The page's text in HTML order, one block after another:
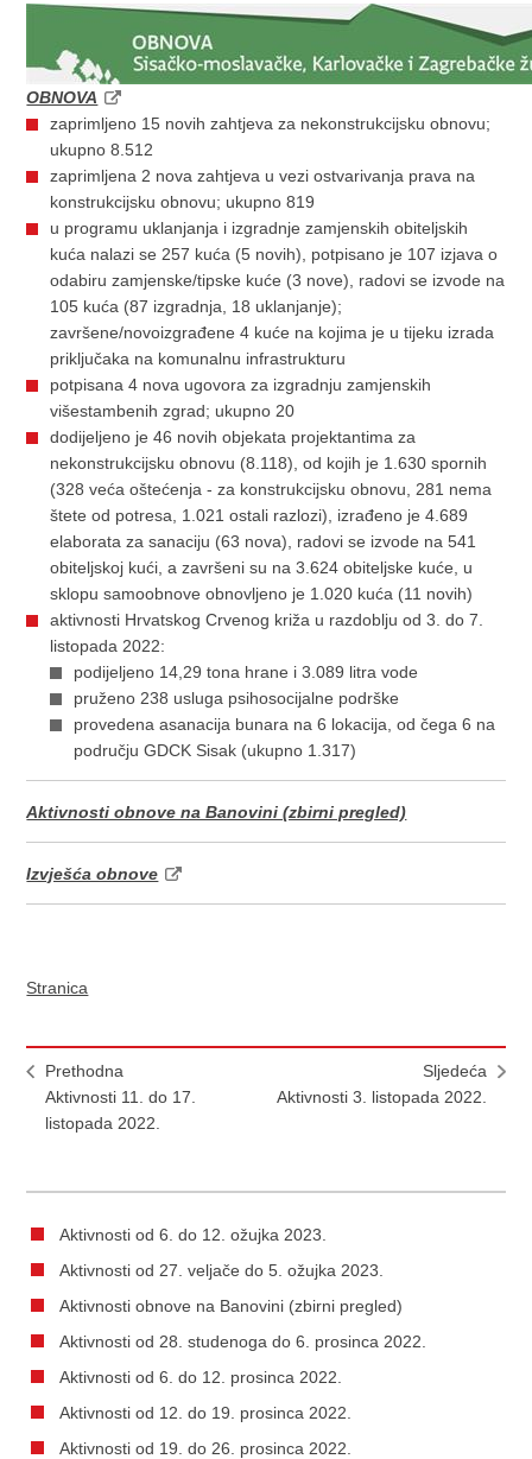
OBNOVA
zaprimljeno 15 novih zahtjeva za nekonstrukcijsku obnovu;
ukupno 8.512
zaprimljena 2 nova zahtjeva u vezi ostvarivanja prava na
konstrukcijsku obnovu; ukupno 819
u programu uklanjanja i izgradnje zamjenskih obiteljskih
kuća nalazi se 257 kuća (5 novih), potpisano je 107 izjava o
odabiru zamjenske/tipske kuće (3 nove), radovi se izvode na
105 kuća (87 izgradnja, 18 uklanjanje);
završene/novoizgrađene 4 kuće na kojima je u tijeku izrada
priključaka na komunalnu infrastrukturu
potpisana 4 nova ugovora za izgradnju zamjenskih
višestambenih zgrad; ukupno 20
dodijeljeno je 46 novih objekata projektantima za
nekonstrukcijsku obnovu (8.118), od kojih je 1.630 spornih
(328 veća oštećenja - za konstrukcijsku obnovu, 281 nema
štete od potresa, 1.021 ostali razlozi), izrađeno je 4.689
elaborata za sanaciju (63 nova), radovi se izvode na 541
obiteljskoj kući, a završeni su na 3.624 obiteljske kuće, u
sklopu samoobnove obnovljeno je 1.020 kuća (11 novih)
aktivnosti Hrvatskog Crvenog križa u razdoblju od 3. do 7.
listopada 2022:
podijeljeno 14,29 tona hrane i 3.089 litra vode
pruženo 238 usluga psihosocijalne podrške
provedena asanacija bunara na 6 lokacija, od čega 6 na
području GDCK Sisak (ukupno 1.317)
Aktivnosti obnove na Banovini (zbirni pregled)
Izvješća obnove
Stranica
Prethodna
Aktivnosti 11. do 17.
listopada 2022.
Sljedeća
Aktivnosti 3. listopada 2022.
Aktivnosti od 6. do 12. ožujka 2023.
Aktivnosti od 27. veljače do 5. ožujka 2023.
Aktivnosti obnove na Banovini (zbirni pregled)
Aktivnosti od 28. studenoga do 6. prosinca 2022.
Aktivnosti od 6. do 12. prosinca 2022.
Aktivnosti od 12. do 19. prosinca 2022.
Aktivnosti od 19. do 26. prosinca 2022.